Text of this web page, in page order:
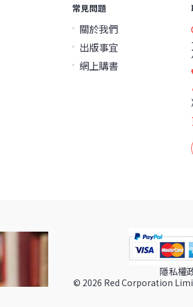
常見問題
關於我們
出版事宜
網上購書
隱私權
© 2026 Red Corporation